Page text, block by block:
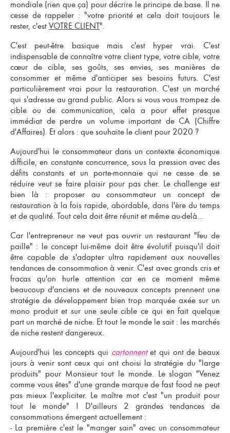
mondiale (rien que ça) pour décrire le principe de base. Il ne
cesse de rappeler : "votre priorité et cela doit toujours le
rester, c'est VOTRE CLIENT".
C'est peut-être basique mais c'est hyper vrai. C'est
indispensable de connaître votre client type, votre cible, votre
cœur de cible, ses goûts, ses envies, ses manières de
consommer et même d'anticiper ses besoins futurs. C'est
particulièrement vrai pour la restauration. C'est un marché
qui s'adresse au grand public. Alors si vous vous trompez de
cible ou de communication, cela a pour effet presque
immédiat de perdre un volume important de CA (Chiffre
d'Affaires). Et alors : que souhaite le client pour 2020 ?
Aujourd'hui le consommateur dans un contexte économique
difficile, en constante concurrence, sous la pression avec des
défits constants et un porte-monnaie qui ne cesse de se
réduire veut se faire plaisir pour pas cher. Le challenge est
bien là : proposer au consommateur unconcept de
restauration à la fois rapide, abordable, dans l'ère du temps
et de qualité. Tout cela doit être réunit et même au-delà...
Car l'entrepreneur ne veut pas ouvrir un restaurant "feu de
paille" : le concept lui-même doit être évolutif puisqu'il doit
être capable de s'adapter ultra rapidement aux nouvelles
tendances de consommation à venir. C'est avec grands cris et
fracas qu'on hurle attention car en ce moment même
beaucoup d'anciens et de nouveaux concepts prennent une
stratégie de développement bien trop marquée axée sur un
mono produit et sur une seule cible ce qui en fait quelque
part un marché de niche. Et tout le monde le sait : les marchés
de niche restent dangereux.
Aujourd'hui les concepts qui cartonnent et qui ont de beaux
jours à venir sont ceux qui ont choisi la stratégie du "large
produits" pour Monsieur tout le monde. Le slogan "Venez
comme vous êtes" d'une grande marque de fast food ne peut
pas mieux l'expliciter. Le maître mot c'est "un produit pour
tout le monde" ! D'ailleurs 2 grandes tendances de
consommations émergent actuellement :
- La première c'est le "manger sain" avec un consommateur